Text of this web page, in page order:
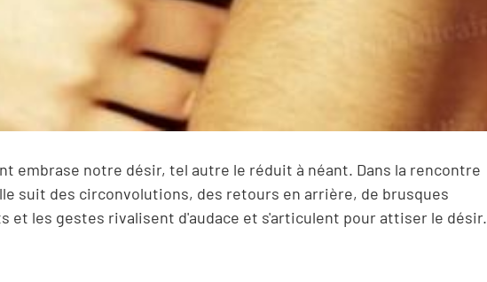
embrase notre désir, tel autre le réduit à néant. Dans la rencontre
suit des circonvolutions, des retours en arrière, de brusques
et les gestes rivalisent d'audace et s'articulent pour attiser le désir.